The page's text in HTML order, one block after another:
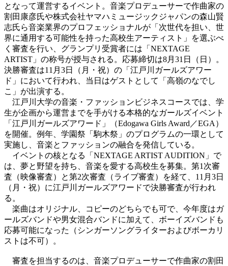
となって運営するイベント。音楽プロデューサーで作曲家の
割田康彦氏や株式会社ヤマハミュージックジャパンの森山賢
志氏ら音楽業界のプロフェッショナルが「次世代を担い、世
界に通用する可能性を持った高校生アーティスト」を選ぶべ
く審査を行い、グランプリ受賞者には「NEXTAGE
ARTIST」の称号が授与される。応募締切は8月31日（日）。
決勝審査は11月3日（月・祝）の「江戸川ガールズアワー
ド」において行われ、当日はゲストとして「高嶺のなでし
こ」が出演する。
江戸川大学の音楽・ファッションビジネスコースでは、学
生が企画から運営までを手がける本格的なガールズイベント
「江戸川ガールズアワード」（Edogawa Girls Award／EGA）
を開催。例年、学園祭「駒木祭」のプログラムの一環として
実施し、音楽とファッションの融合を発信している。
イベントの核となる「NEXTAGE ARTIST AUDITION」で
は、夢と野望を持ち、音楽を愛する高校生を募集。 第1次審
査（映像審査）と第2次審査（ライブ審査）を経て、11月3日
（月・祝）に江戸川ガールズアワードで決勝審査が行われ
る。
楽曲はオリジナル、コピーのどちらでも可で、今年度はガ
ールズバンドや男女混合バンドに加えて、ボーイズバンドも
応募可能になった（シンガーソングライターおよびボーカリ
ストは不可）。
審査を担当するのは、音楽プロデューサーで作曲家の割田